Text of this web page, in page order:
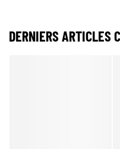
DERNIERS ARTICLES